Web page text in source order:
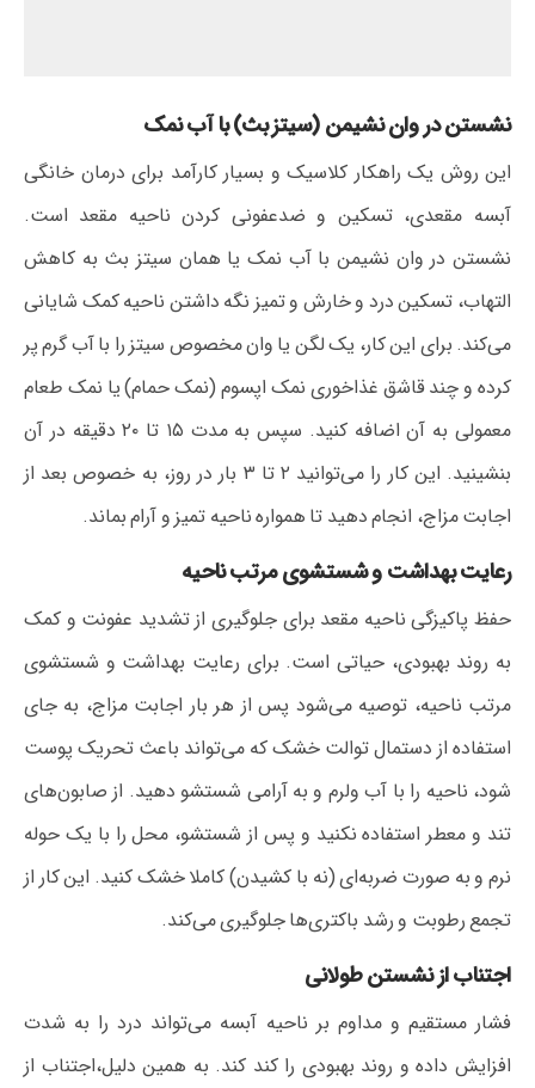
نشستن در وان نشیمن (سیتز بث) با آب نمک
این روش یک راهکار کلاسیک و بسیار کارآمد برای درمان خانگی
آبسه مقعدی، تسکین و ضدعفونی کردن ناحیه مقعد است.
نشستن در وان نشیمن با آب نمک یا همان سیتز بث به کاهش
التهاب، تسکین درد و خارش و تمیز نگه داشتن ناحیه کمک شایانی
می‌کند. برای این کار، یک لگن یا وان مخصوص سیتز را با آب گرم پر
کرده و چند قاشق غذاخوری نمک اپسوم (نمک حمام) یا نمک طعام
معمولی به آن اضافه کنید. سپس به مدت ۱۵ تا ۲۰ دقیقه در آن
بنشینید. این کار را می‌توانید ۲ تا ۳ بار در روز، به خصوص بعد از
اجابت مزاج، انجام دهید تا همواره ناحیه تمیز و آرام بماند.
رعایت بهداشت و شستشوی مرتب ناحیه
حفظ پاکیزگی ناحیه مقعد برای جلوگیری از تشدید عفونت و کمک
به روند بهبودی، حیاتی است. برای رعایت بهداشت و شستشوی
مرتب ناحیه، توصیه می‌شود پس از هر بار اجابت مزاج، به جای
استفاده از دستمال توالت خشک که می‌تواند باعث تحریک پوست
شود، ناحیه را با آب ولرم و به آرامی شستشو دهید. از صابون‌های
تند و معطر استفاده نکنید و پس از شستشو، محل را با یک حوله
نرم و به صورت ضربه‌ای (نه با کشیدن) کاملا خشک کنید. این کار از
تجمع رطوبت و رشد باکتری‌ها جلوگیری می‌کند.
اجتناب از نشستن طولانی
فشار مستقیم و مداوم بر ناحیه آبسه می‌تواند درد را به شدت
افزایش داده و روند بهبودی را کند کند. به همین دلیل،اجتناب از